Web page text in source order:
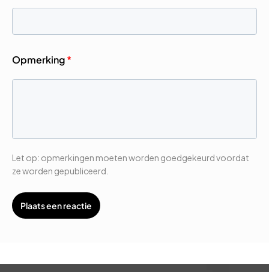
Opmerking*
Let op: opmerkingen moeten worden goedgekeurd voordat
ze worden gepubliceerd.